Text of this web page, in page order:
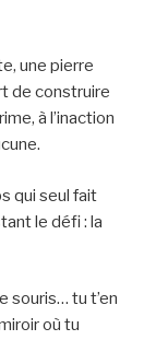
une pierre
de construire
à l’inaction
qui seul fait
le défi : la
souris… tu t’en
où tu